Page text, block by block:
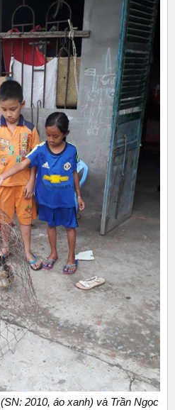
2010, áo xanh) và Trần Ngọc